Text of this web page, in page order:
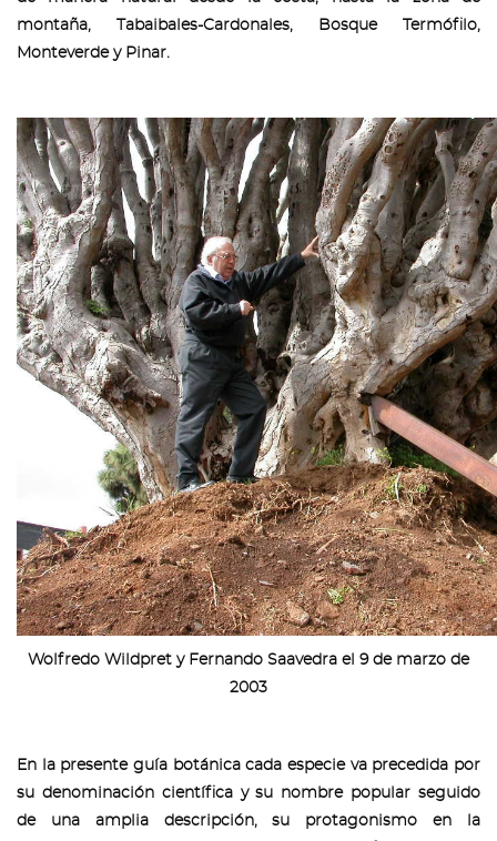
montaña, Tabaibales-Cardonales, Bosque Termófilo,
Monteverde y Pinar.
Wolfredo Wildpret y Fernando Saavedra el 9 de marzo de
2003
En la presente guía botánica cada especie va precedida por
su denominación científica y su nombre popular seguido
de una amplia descripción, su protagonismo en la